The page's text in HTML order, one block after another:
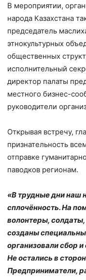
В мероприятии,
народа Казахстана
председатель
этнокультурных
общественных
исполнительный
директор палаты
местного бизнес-
руководители
Открывая встречу,
признательность
отправке
паводков регионам.
«В трудные дни наш
сплочённость. На
волонтеры,
созданы
организовали сбор
Не остались в
Предприниматели,